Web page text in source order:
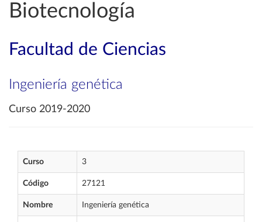
Biotecnología
Facultad de Ciencias
Ingeniería genética
Curso 2019-2020
Curso 3
Código 27121
Nombre Ingeniería genética